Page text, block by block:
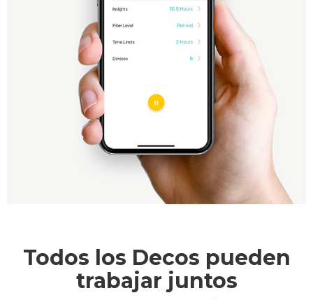
Todos los Decos pueden
trabajar juntos